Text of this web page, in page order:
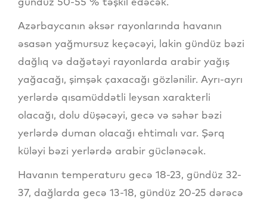
Azərbaycanın əksər rayonlarında havanın
əsasən yağmursuz keçəcəyi, lakin gündüz bəzi
dağlıq və dağətəyi rayonlarda arabir yağış
yağacağı, şimşək çaxacağı gözlənilir. Ayrı-ayrı
yerlərdə qısamüddətli leysan xarakterli
olacağı, dolu düşəcəyi, gecə və səhər bəzi
yerlərdə duman olacağı ehtimalı var. Şərq
küləyi bəzi yerlərdə arabir güclənəcək.
Havanın temperaturu gecə 18-23, gündüz 32-
37, dağlarda gecə 13-18, gündüz 20-25 dərəcə